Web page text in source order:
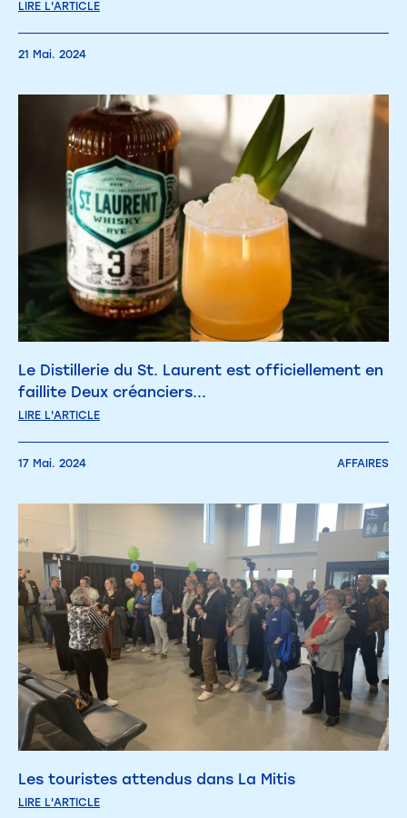
LIRE L'ARTICLE
21 Mai. 2024
Le Distillerie du St. Laurent est officiellement en
faillite Deux créanciers...
LIRE L'ARTICLE
17 Mai. 2024 AFFAIRES
Les touristes attendus dans La Mitis
LIRE L'ARTICLE